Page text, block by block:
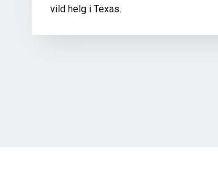
vild helg i Texas.